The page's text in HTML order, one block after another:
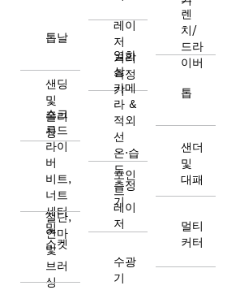
톱날
샌딩
및
폴리
싱
스크
류드
라이
버
비트,
너트
세터
및
소켓
절단,
연마
및
브러
싱
레이
저
거리
측정
기
열화
상
카메
라 &
적외
선
온·습
도
측정
기
포인
트
레이
저
수광
기
렌
치/
드라
이버
톱
샌더
및
대패
멀티
커터